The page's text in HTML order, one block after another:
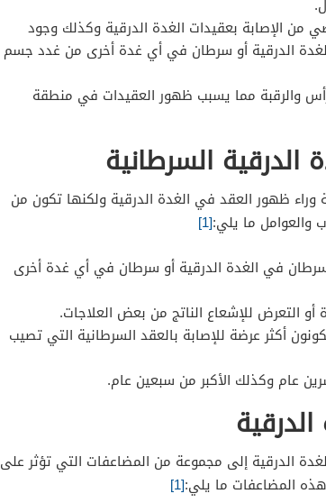
من الإصابة بعقيدات الغدة الدرقية وكذلك وجود
الدرقية أو سرطان في أي غدة أخرى من غدد جسم
والرقبة مما يسبب ظهور العقيدات في منطقة
السرطانية
وراء ظهور العقد في الغدة الدرقية ولكنها تكون من
والعوامل ما يلي:[1]
في الغدة الدرقية أو سرطان في أي غدة أخرى
أو التعرض للإشعاع الناتج من بعض العلاجات.
أكثر عرضة للإصابة بالعقد السرطانية التي تصيب
عام وكذلك الأكبر من سبعين عام.
الدرقية إلى مجموعة من المضاعفات التي تؤثر على
المضاعفات ما يلي:[1]